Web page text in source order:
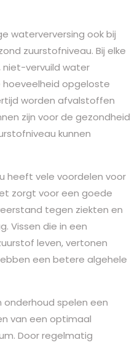
waterverversing ook bij
zuurstofniveau. Bij elke
niet-vervuild water
opgeloste
worden afvalstoffen
zijn voor de gezondheid
kunnen
heeft vele voordelen voor
zorgt voor een goede
tegen ziekten en
Vissen die in een
leven, vertonen
een betere algehele
spelen een
van een optimaal
Door regelmatig